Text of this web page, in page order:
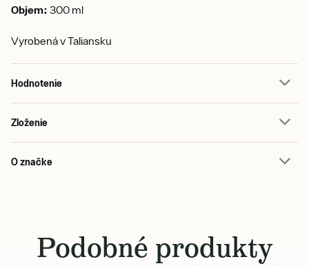
Objem: 300 ml
Vyrobená v Taliansku
Hodnotenie
Zloženie
O značke
Podobné produkty